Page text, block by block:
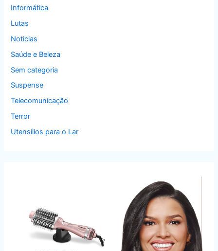
Informática
Lutas
Noticias
Saúde e Beleza
Sem categoria
Suspense
Telecomunicação
Terror
Utensílios para o Lar